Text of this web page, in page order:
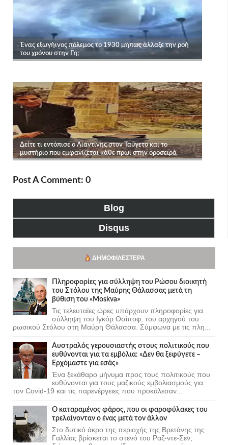
Post A Comment: 0
Blog
Disqus
ΔΗΜΟΦΙΛΈΣΤΕΡΑ
Πληροφορίες για σύλληψη του Ρώσου διοικητή
του Στόλου της Mαύρης Θάλασσας μετά τη
βύθιση του «Moskva»
Τις τελευταίες ώρες υπάρχουν πληροφορίες για
σύλληψη του Ιγκόρ Οσίποφ, του αρχηγού του
ρωσικού Στόλου στη Μαύρη Θάλασσα. Σύμφωνα με τις πλη...
Αυστραλός γερουσιαστής στους πολιτικούς που
ευθύνονται για τα εμβόλια: «Δεν θα ξεφύγετε –
Ερχόμαστε για εσάς»
Ένα ξεκάθαρο μήνυμα προς τους πολιτικούς που
ευθύνονται για τους μαζικούς εμβολιασμούς για
τον Covid-19 και τις παρενέργειες που προκάλεσαν...
Ο καταραμένος φάρος, που οι φαροφύλακες του
τρελαίνονταν ο ένας μετά τον άλλον
Στο δυτικό άκρο της περιοχής της Βρετάνης της
Γαλλίας βρίσκεται το στενό του Ραζ-ντε-Σεν,